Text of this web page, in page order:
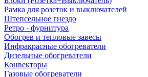
Рамка для розеток и выключателей
Штепсельное гнездо
Ретро - фурнитура
Обогрев и тепловые завесы
Инфракрасные обогреватели
Дизельные обогреватели
Конвекторы
Газовые обогреватели